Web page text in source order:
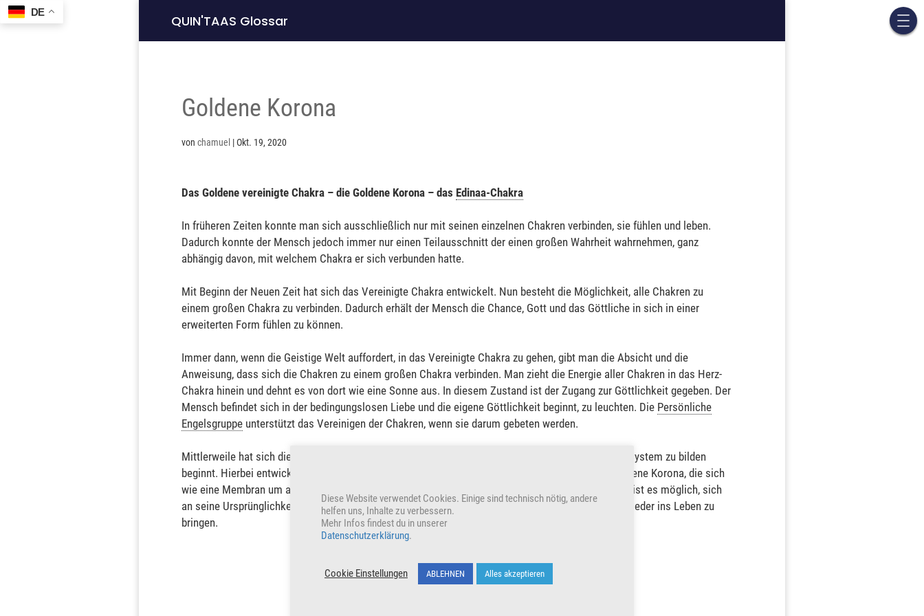
QUIN'TAAS Glossar
Goldene Korona
von chamuel |Okt. 19, 2020
Das Goldene vereinigte Chakra – die Goldene Korona – das Edinaa-Chakra
In früheren Zeiten konnte man sich ausschließlich nur mit seinen einzelnen Chakren verbinden, sie fühlen und leben.
Dadurch konnte der Mensch jedoch immer nur einen Teilausschnitt der einen großen Wahrheit wahrnehmen, ganz
abhängig davon, mit welchem Chakra er sich verbunden hatte.
Mit Beginn der Neuen Zeit hat sich das Vereinigte Chakra entwickelt. Nun besteht die Möglichkeit, alle Chakren zu
einem großen Chakra zu verbinden. Dadurch erhält der Mensch die Chance, Gott und das Göttliche in sich in einer
erweiterten Form fühlen zu können.
Immer dann, wenn die Geistige Welt auffordert, in das Vereinigte Chakra zu gehen, gibt man die Absicht und die
Anweisung, dass sich die Chakren zu einem großen Chakra verbinden. Man zieht die Energie aller Chakren in das Herz-
Chakra hinein und dehnt es von dort wie eine Sonne aus. In diesem Zustand ist der Zugang zur Göttlichkeit gegeben. Der
Mensch befindet sich in der bedingungslosen Liebe und die eigene Göttlichkeit beginnt, zu leuchten. Die Persönliche
Engelsgruppeunterstützt das Vereinigen der Chakren, wenn sie darum gebeten werden.
Mittlerweile hat sich die Grundenergie auf Sol’A’Vana so stark erhöht, dass sich das Neue Chakra-System zu bilden
beginnt. Hierbei entwickelt sich das Wurzel-Chakra zum
und es bildet sich eine goldene Korona, die sich
wie eine Membran um alle Chakren legt und sie durchdringt. Mit dem Goldenen vereinigten Chakra ist es möglich, sich
an seine Ursprünglichkeit als lichtes Wesen im Universum zu erinnern und über das Neue Fühlen wieder ins Leben zu
bringen.
Diese Website verwendet Cookies. Einige sind technisch nötig, andere
helfen uns, Inhalte zu verbessern.
Mehr Infos findest du in unserer
Datenschutzerklärung.
Cookie Einstellungen ABLEHNEN Alles akzeptieren
DE